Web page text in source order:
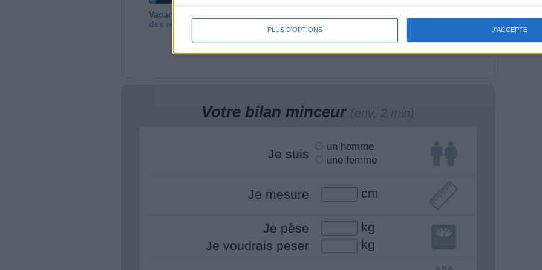
PLUS D'OPTIONS J'ACCEPTE
Vacances : que faire
des restes du frigo ?
test
Valérie Espinasse
Votre bilan minceur (env. 2 min)
Je suis
un homme
une femme
Je mesure cm
Je pèse
kg
Je voudrais peser
kg